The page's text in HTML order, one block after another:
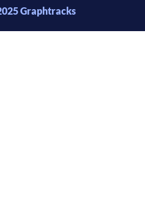
Graphtracks